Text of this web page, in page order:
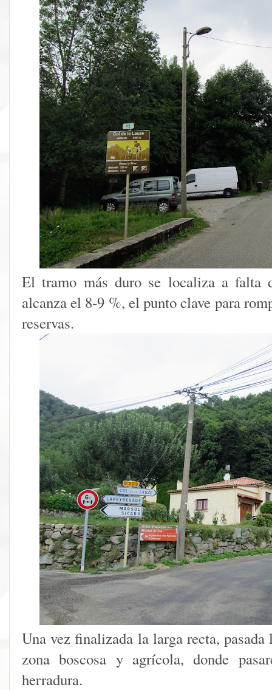
El tramo más duro se localiza a falta
alcanza el 8-9 %, el punto clave para
reservas.
Una vez finalizada la larga recta,
zona boscosa y agrícola, donde
herradura.